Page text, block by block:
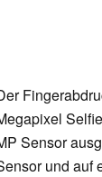
Sensor
und auf